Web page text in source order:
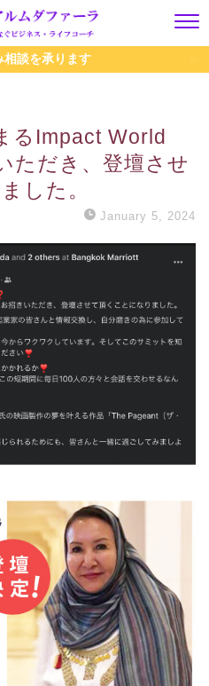
相談を承ります
るImpact World
ただき、登壇させ
した。
January 5, 2024